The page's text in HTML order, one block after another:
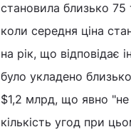
становила близько
коли середня ціна
на рік, що відповідає
було укладено
$1,2 млрд, що явно "не
кількість угод при